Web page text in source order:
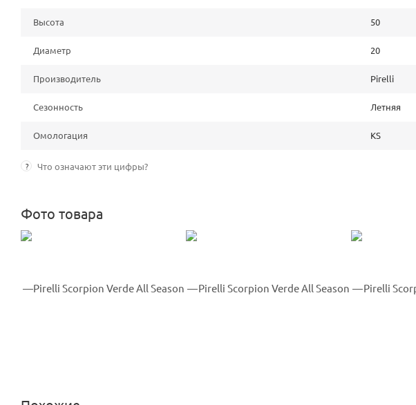
Высота 50
Диаметр 20
Производитель Pirelli
Сезонность Летняя
Омологация KS
? Что означают эти цифры?
Фото товара